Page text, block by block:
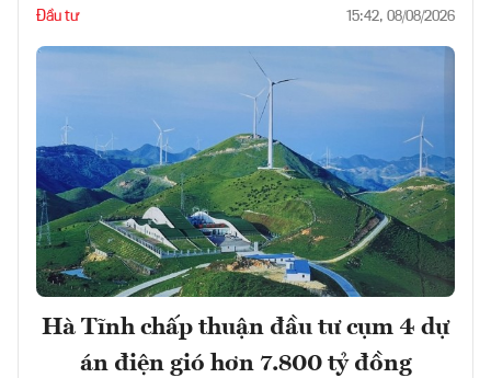
Đầu tư 15:42, 08/08/2026
Hà Tĩnh chấp thuận đầu tư cụm 4 dự
án điện gió hơn 7.800 tỷ đồng